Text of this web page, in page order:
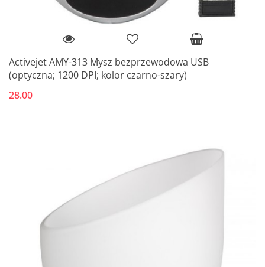
Activejet AMY-313 Mysz bezprzewodowa USB
(optyczna; 1200 DPI; kolor czarno-szary)
28.00